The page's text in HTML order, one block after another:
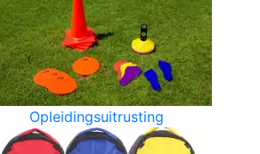
Opleidingsuitrusting